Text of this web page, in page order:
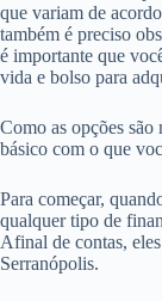
que variam de
também é preciso
é importante que
vida e bolso para
Como as opções
básico com o que
Para começar,
qualquer tipo de
Afinal de contas,
Serranópolis.